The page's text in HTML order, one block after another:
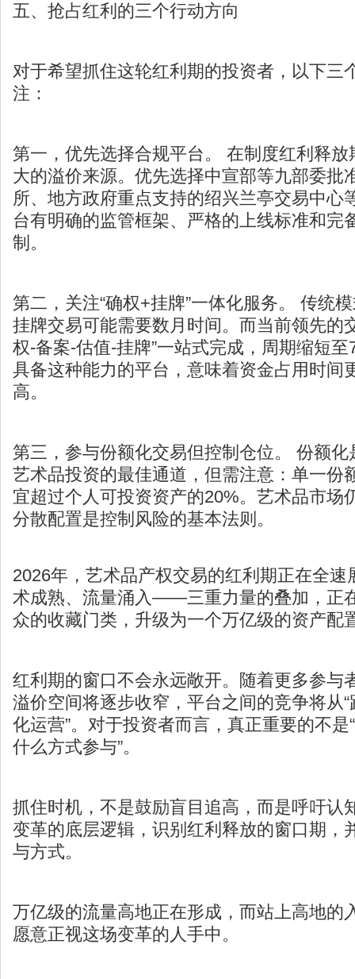
五、抢占红利的三个行动方向
对于希望抓住这轮红利期的投资者，以下三
注：
第一，优先选择合规平台。 在制度红利释
大的溢价来源。优先选择中宣部等九部委批
所、地方政府重点支持的绍兴兰亭交易中心
台有明确的监管框架、严格的上线标准和完
制。
第二，关注“确权+挂牌”一体化服务。 传统
挂牌交易可能需要数月时间。而当前领先的
权-备案-估值-挂牌”一站式完成，周期缩短
具备这种能力的平台，意味着资金占用时间
高。
第三，参与份额化交易但控制仓位。 份额
艺术品投资的最佳通道，但需注意：单一份
宜超过个人可投资资产的20%。艺术品市场
分散配置是控制风险的基本法则。
2026年，艺术品产权交易的红利期正在全速
术成熟、流量涌入——三重力量的叠加，正
众的收藏门类，升级为一个万亿级的资产配
红利期的窗口不会永远敞开。随着更多参与
溢价空间将逐步收窄，平台之间的竞争将从“
化运营”。对于投资者而言，真正重要的不是
什么方式参与”。
抓住时机，不是鼓励盲目追高，而是呼吁
变革的底层逻辑，识别红利释放的窗口期，
与方式。
万亿级的流量高地正在形成，而站上高地的
愿意正视这场变革的人手中。